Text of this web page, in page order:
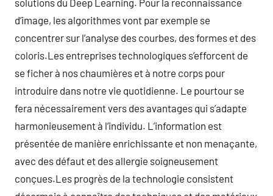
solutions du Deep Learning. Pour la reconnaissance
d’image, les algorithmes vont par exemple se
concentrer sur l’analyse des courbes, des formes et des
coloris.Les entreprises technologiques s’efforcent de
se ficher à nos chaumières et à notre corps pour
introduire dans notre vie quotidienne. Le pourtour se
fera nécessairement vers des avantages qui s’adapte
harmonieusement à l’individu. L’information est
présentée de manière enrichissante et non menaçante,
avec des défaut et des allergie soigneusement
conçues.Les progrès de la technologie consistent